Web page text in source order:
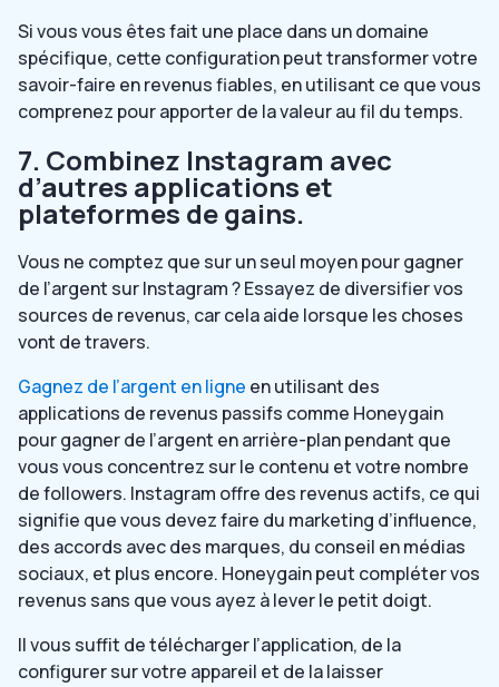
Si vous vous êtes fait une place dans un domaine
spécifique, cette configuration peut transformer votre
savoir-faire en revenus fiables, en utilisant ce que vous
comprenez pour apporter de la valeur au fil du temps.
7. Combinez Instagram avec
d’autres applications et
plateformes de gains.
Vous ne comptez que sur un seul moyen pour gagner
de l’argent sur Instagram ? Essayez de diversifier vos
sources de revenus, car cela aide lorsque les choses
vont de travers.
Gagnez de l’argent en ligne en utilisant des
applications de revenus passifs comme Honeygain
pour gagner de l’argent en arrière-plan pendant que
vous vous concentrez sur le contenu et votre nombre
de followers. Instagram offre des revenus actifs, ce qui
signifie que vous devez faire du marketing d’influence,
des accords avec des marques, du conseil en médias
sociaux, et plus encore. Honeygain peut compléter vos
revenus sans que vous ayez à lever le petit doigt.
Il vous suffit de télécharger l’application, de la
configurer sur votre appareil et de la laisser